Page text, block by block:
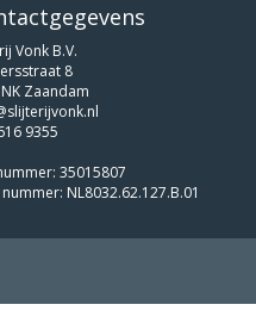
Vonk B.V.
8
Zaandam
9355
35015807
nummer: NL8032.62.127.B.01